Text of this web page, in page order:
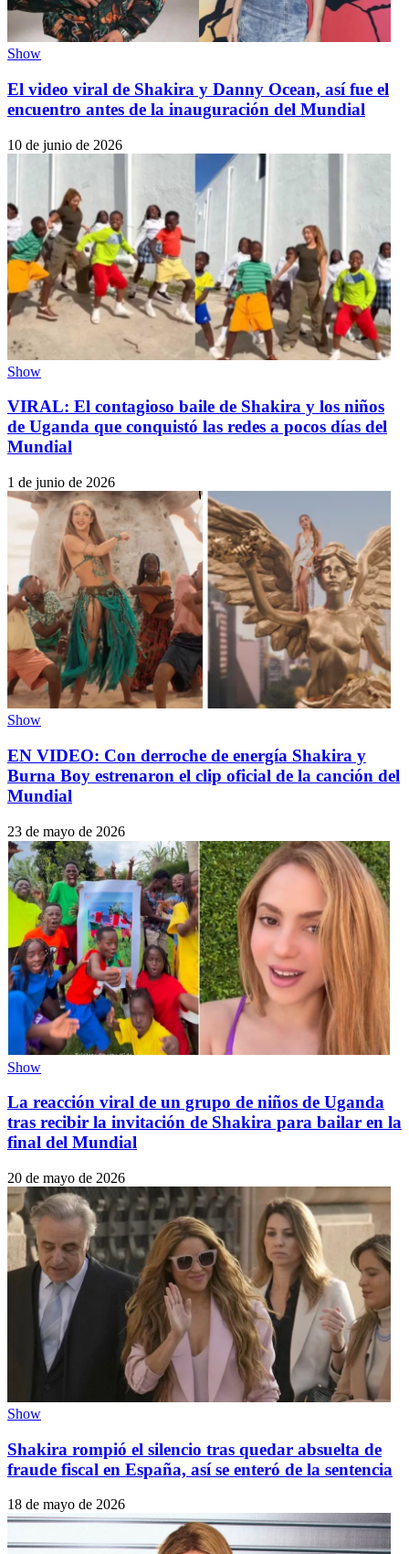
Show
El video viral de Shakira y Danny Ocean, así fue el
encuentro antes de la inauguración del Mundial
10 de junio de 2026
Show
VIRAL: El contagioso baile de Shakira y los niños
de Uganda que conquistó las redes a pocos días del
Mundial
1 de junio de 2026
Show
EN VIDEO: Con derroche de energía Shakira y
Burna Boy estrenaron el clip oficial de la canción del
Mundial
23 de mayo de 2026
Show
La reacción viral de un grupo de niños de Uganda
tras recibir la invitación de Shakira para bailar en la
final del Mundial
20 de mayo de 2026
Show
Shakira rompió el silencio tras quedar absuelta de
fraude fiscal en España, así se enteró de la sentencia
18 de mayo de 2026